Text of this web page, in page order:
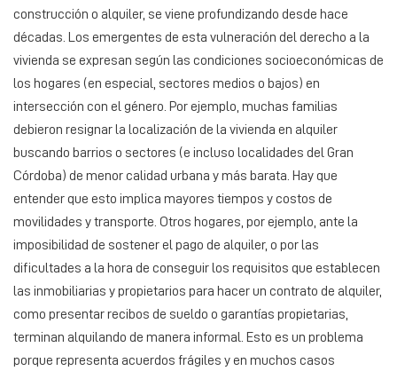
construcción o alquiler, se viene profundizando desde hace
décadas. Los emergentes de esta vulneración del derecho a la
vivienda se expresan según las condiciones socioeconómicas de
los hogares (en especial, sectores medios o bajos) en
intersección con el género. Por ejemplo, muchas familias
debieron resignar la localización de la vivienda en alquiler
buscando barrios o sectores (e incluso localidades del Gran
Córdoba) de menor calidad urbana y más barata. Hay que
entender que esto implica mayores tiempos y costos de
movilidades y transporte. Otros hogares, por ejemplo, ante la
imposibilidad de sostener el pago de alquiler, o por las
dificultades a la hora de conseguir los requisitos que establecen
las inmobiliarias y propietarios para hacer un contrato de alquiler,
como presentar recibos de sueldo o garantías propietarias,
terminan alquilando de manera informal. Esto es un problema
porque representa acuerdos frágiles y en muchos casos